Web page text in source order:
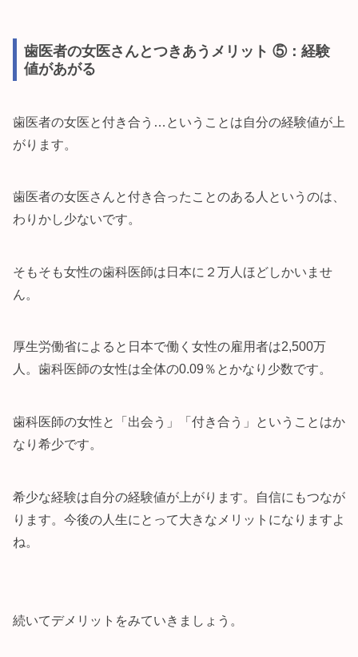
歯医者の女医さんとつきあうメリット ⑤：経験
値があがる
歯医者の女医と付き合う…ということは自分の経験値が上
がります。
歯医者の女医さんと付き合ったことのある人というのは、
わりかし少ないです。
そもそも女性の歯科医師は日本に２万人ほどしかいませ
ん。
厚生労働省によると日本で働く女性の雇用者は2,500万
人。歯科医師の女性は全体の0.09％とかなり少数です。
歯科医師の女性と「出会う」「付き合う」ということはか
なり希少です。
希少な経験は自分の経験値が上がります。自信にもつなが
ります。今後の人生にとって大きなメリットになりますよ
ね。
続いてデメリットをみていきましょう。